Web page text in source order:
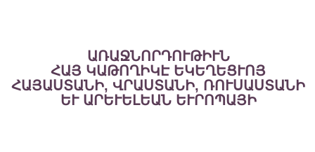
ԱՌԱՋՆՈՐԴՈՒԹԻՒՆ
ՀԱՅ ԿԱԹՈՂԻԿԷ ԵԿԵՂԵՑՒՈՅ
ՀԱՅԱՍՏԱՆԻ, ՎՐԱՍՏԱՆԻ, ՌՈՒՍԱՍՏԱՆԻ
ԵՒ ԱՐԵՒԵԼԵԱՆ ԵՒՐՈՊԱՅԻ